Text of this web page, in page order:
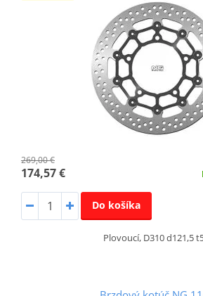
269,00 €
174,57 €
Do košíka
Plovoucí, D310 d121,5